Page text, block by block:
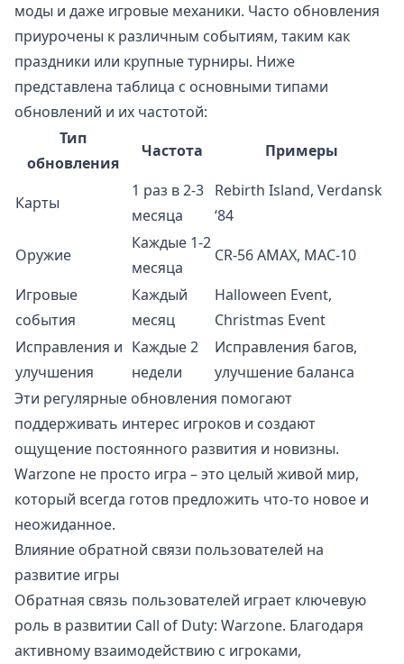
моды и даже игровые механики. Часто обновления
приурочены к различным событиям, таким как
праздники или крупные турниры. Ниже
представлена таблица с основными типами
обновлений и их частотой:
Тип
обновления
Частота Примеры
Карты
1 раз в 2-3
месяца
Rebirth Island, Verdansk
‘84
Оружие
Каждые 1-2
месяца
CR-56 AMAX, MAC-10
Игровые
события
Каждый
месяц
Halloween Event,
Christmas Event
Исправления и
улучшения
Каждые 2
недели
Исправления багов,
улучшение баланса
Эти регулярные обновления помогают
поддерживать интерес игроков и создают
ощущение постоянного развития и новизны.
Warzone не просто игра – это целый живой мир,
который всегда готов предложить что-то новое и
неожиданное.
Влияние обратной связи пользователей на
развитие игры
Обратная связь пользователей играет ключевую
роль в развитии Call of Duty: Warzone. Благодаря
активному взаимодействию с игроками,